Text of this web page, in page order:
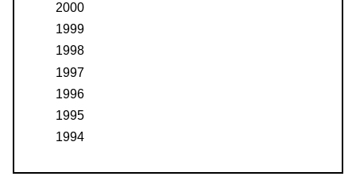
2000
1999
1998
1997
1996
1995
1994